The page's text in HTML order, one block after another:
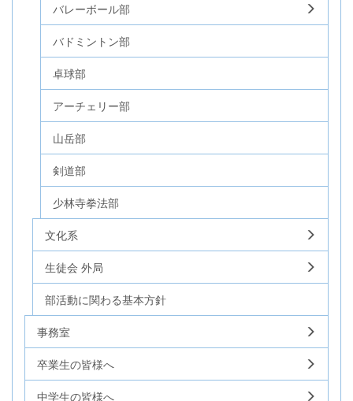
バレーボール部
バドミントン部
卓球部
アーチェリー部
山岳部
剣道部
少林寺拳法部
文化系
生徒会 外局
部活動に関わる基本方針
事務室
卒業生の皆様へ
中学生の皆様へ